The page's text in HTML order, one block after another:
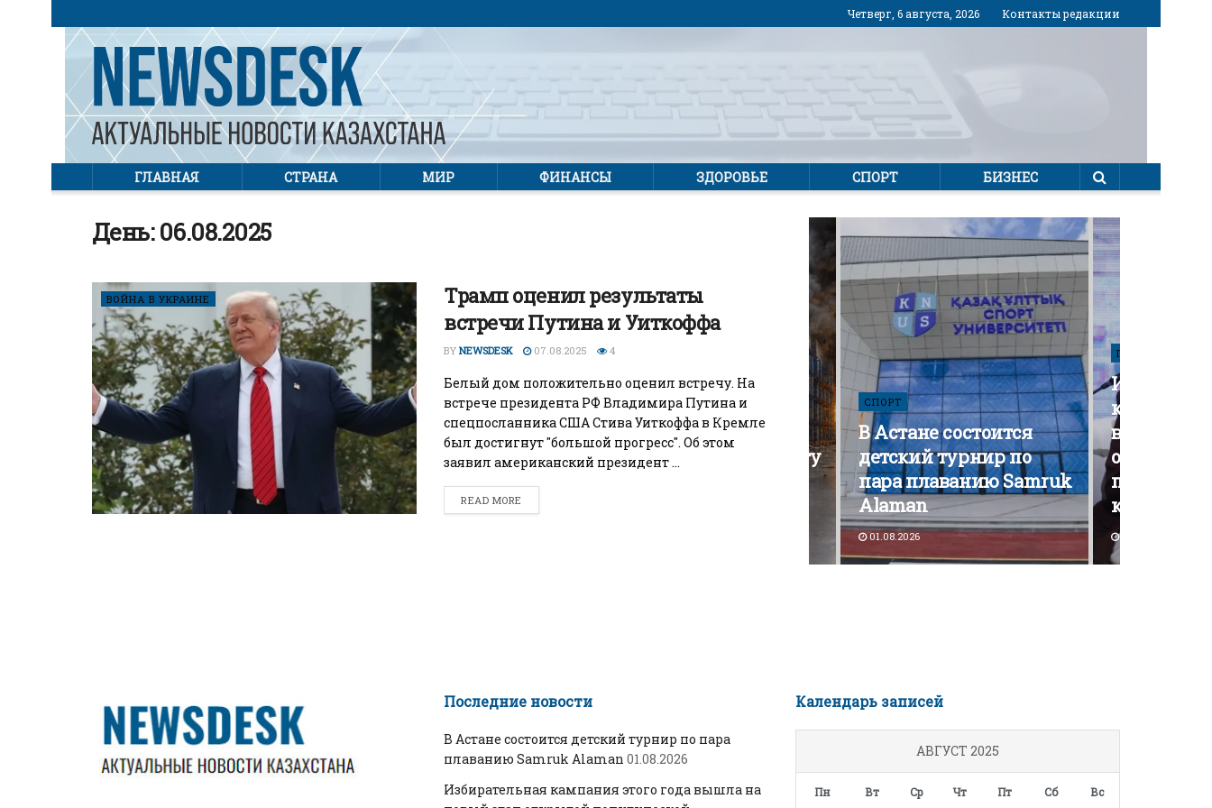
Четверг, 6 августа, 2026 Контакты редакции
ГЛАВНАЯ СТРАНА МИР ФИНАНСЫ ЗДОРОВЬЕ СПОРТ БИЗНЕС
День:06.08.2025
ВОЙНА В УКРАИНЕ
Трамп оценил результаты
встречи Путина и Уиткоффа
BY NEWSDESK 07.08.2025 4
Белый дом положительно оценил встречу. На
встрече президента РФ Владимира Путина и
спецпосланника США Стива Уиткоффа в Кремле
был достигнут "большой прогресс". Об этом
заявил американский президент ...
READ MORE
БИЗНЕС
Wildberries начал охоту
СПОРТ
В Астане состоится
детский турнир по
пара плаванию Samruk
Alaman
01.08.2026
ПОЛИТИКА
кампания
вышла на
открытой
30.07.2026
Последние новости
В Астане состоится детский турнир по пара
плаванию Samruk Alaman 01.08.2026
Избирательная кампания этого года вышла на
Календарь записей
АВГУСТ 2025
Пн Вт Ср Чт Пт Сб Вс